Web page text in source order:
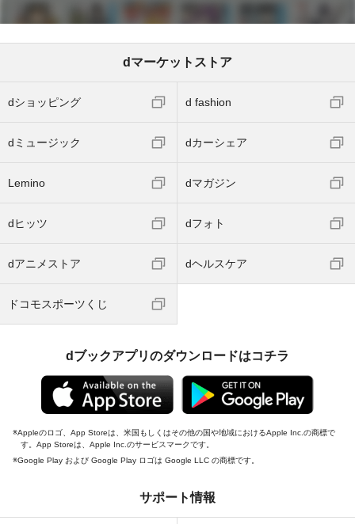
dマーケットストア
dショッピング d fashion
dミュージック dカーシェア
Lemino dマガジン
dヒッツ dフォト
dアニメストア dヘルスケア
ドコモスポーツくじ
dブックアプリのダウンロードはコチラ
Appleのロゴ、App Storeは、米国もしくはその他の国や地域におけるApple Inc.の商標で
す。App Storeは、Apple Inc.のサービスマークです。
Google Play および Google Play ロゴは Google LLC の商標です。
サポート情報